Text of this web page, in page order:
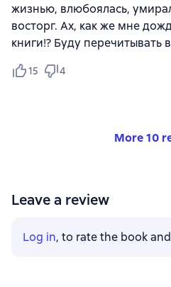
жизнью, влюбоялась,
восторг. Ах, как же мне
книги!? Буду перечитывать
15 4
More 10
Leave a review
Log in, to rate the book